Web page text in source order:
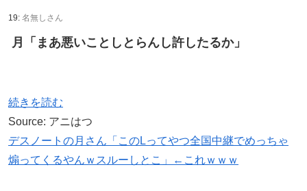
19: 名無しさん
月「まあ悪いことしとらんし許したるか」
続きを読む
Source: アニはつ
デスノートの月さん「このLってやつ全国中継でめっちゃ
煽ってくるやんｗスルーしとこ」←これｗｗｗ